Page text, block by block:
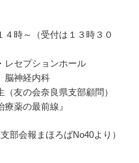
４時～（受付は１３時３０
レセプションホール
脳神経内科
会奈良県支部顧問）
薬の最前線』
支部会報まほろばNo40より）